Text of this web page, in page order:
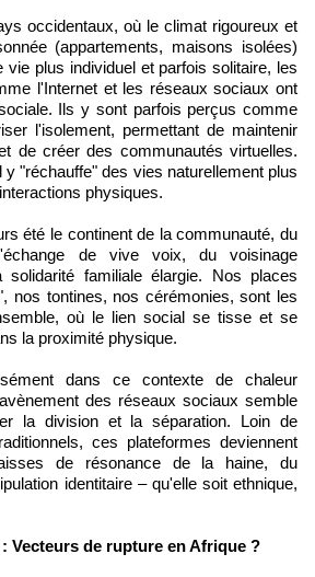
occidentaux, où le climat rigoureux et
(appartements, maisons isolées)
vie plus individuel et parfois solitaire, les
l'Internet et les réseaux sociaux ont
Ils y sont parfois perçus comme
l'isolement, permettant de maintenir
de créer des communautés virtuelles.
y "réchauffe" des vies naturellement plus
physiques.
été le continent de la communauté, du
de vive voix, du voisinage
familiale élargie. Nos places
nos tontines, nos cérémonies, sont les
où le lien social se tisse et se
la proximité physique.
dans ce contexte de chaleur
des réseaux sociaux semble
la division et la séparation. Loin de
ces plateformes deviennent
de résonance de la haine, du
identitaire – qu'elle soit ethnique,
Vecteurs de rupture en Afrique ?